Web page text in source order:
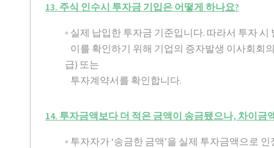
13. 주식 인수시 투자금 기입은 어떻게 하나요?
◦ 실제 납입한 투자금 기준입니다. 따라서 투자
이를 확인하기 위해 기업의 증자발생 이사회회
급) 또는
투자계약서를 확인합니다.
14. 투자금액보다 더 적은 금액이 송금됐으나, 차이
◦ 투자자가 ‘송금한 금액’을 실제 투자금액으로